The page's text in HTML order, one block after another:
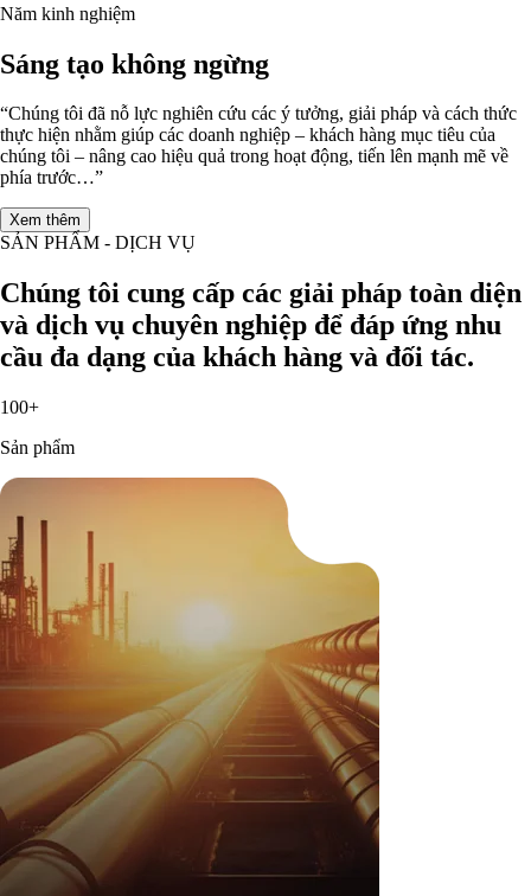
Năm kinh nghiệm
Sáng tạo không ngừng
“Chúng tôi đã nỗ lực nghiên cứu các ý tưởng, giải pháp và cách thức
thực hiện nhằm giúp các doanh nghiệp – khách hàng mục tiêu của
chúng tôi – nâng cao hiệu quả trong hoạt động, tiến lên mạnh mẽ về
phía trước…”
Xem thêm
SẢN PHẨM - DỊCH VỤ
Chúng tôi cung cấp các giải pháp toàn diện
và dịch vụ chuyên nghiệp để đáp ứng nhu
cầu đa dạng của khách hàng và đối tác.
100+
Sản phẩm